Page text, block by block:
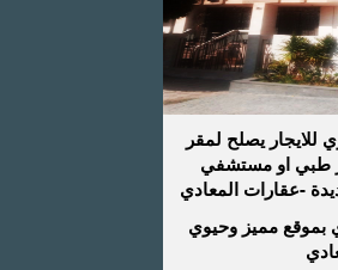
للايجار يصلح لمقر
طبي او مستشفي
-عقارات المعادي
بموقع مميز وحيوي